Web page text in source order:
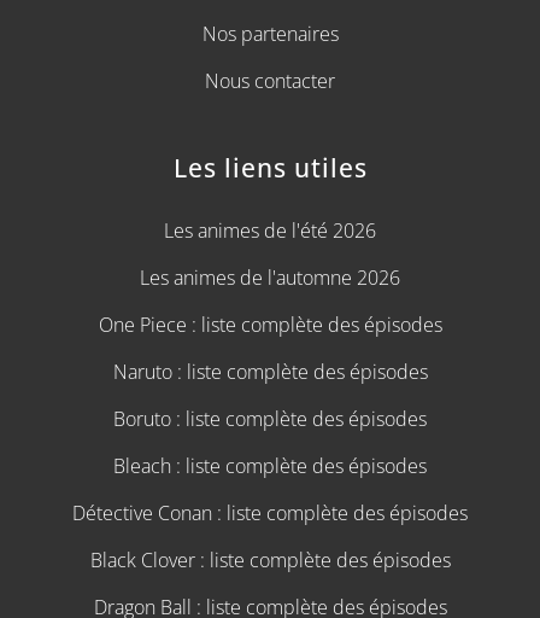
Nos partenaires
Nous contacter
Les liens utiles
Les animes de l'été 2026
Les animes de l'automne 2026
One Piece : liste complète des épisodes
Naruto : liste complète des épisodes
Boruto : liste complète des épisodes
Bleach : liste complète des épisodes
Détective Conan : liste complète des épisodes
Black Clover : liste complète des épisodes
Dragon Ball : liste complète des épisodes